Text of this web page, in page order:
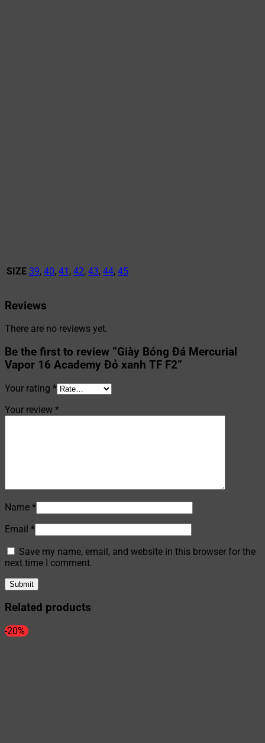
SIZE 39, 40, 41 , 42, 43, 44, 45
Reviews
There are no reviews yet.
Be the first to review “Giày Bóng Đá Mercurial
Vapor 16 Academy Đỏ xanh TF F2”
Your rating *
Your review *
Name *
Email *
Save my name, email, and website in this browser for the
next time I comment.
Related products
-20%